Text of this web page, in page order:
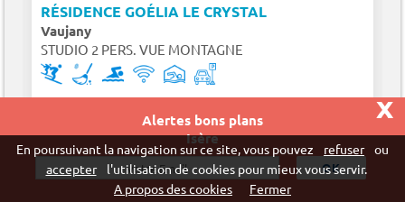
Alertes bons plans
Isère
x
RÉSIDENCE GOÉLIA LE CRYSTAL
Vaujany
STUDIO 2 PERS. VUE MONTAGNE
dès 179€ / sem. + d'infos
En poursuivant la navigation sur ce site, vous pouvez refuser
ou
accepter
l'utilisation de cookies pour mieux vous servir.
A propos des cookies
Fermer